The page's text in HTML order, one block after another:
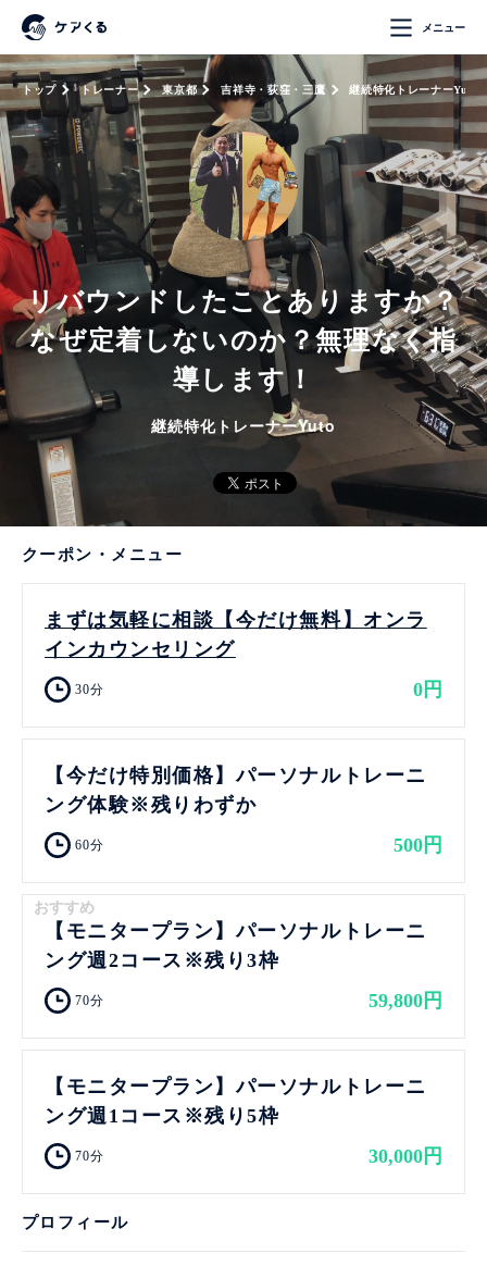
メニュー
トップ トレーナー 東京都 吉祥寺・荻窪・三鷹 継続特化トレーナーYuto
リバウンドしたことありますか？
なぜ定着しないのか？無理なく指
導します！
継続特化トレーナーYuto
クーポン・メニュー
まずは気軽に相談【今だけ無料】オンラ
インカウンセリング
30分 0円
【今だけ特別価格】パーソナルトレーニ
ング体験※残りわずか
60分 500円
おすすめ
【モニタープラン】パーソナルトレーニ
ング週2コース※残り3枠
70分 59,800円
【モニタープラン】パーソナルトレーニ
ング週1コース※残り5枠
70分 30,000円
プロフィール